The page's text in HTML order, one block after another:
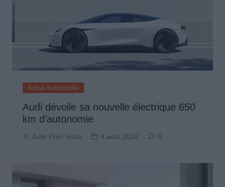
Achat Automobile
Audi dévoile sa nouvelle électrique 650
km d’autonomie
Auto Pour Vous 4 août 2026 0